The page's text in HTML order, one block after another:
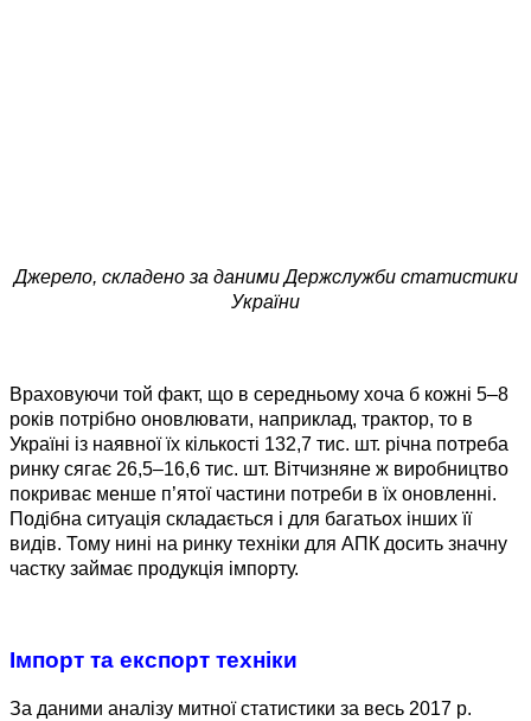
Джерело, складено за даними Держслужби статистики
України
Враховуючи той факт, що в середньому хоча б кожні 5–8
років потрібно оновлювати, наприклад, трактор, то в
Україні із наявної їх кількості 132,7 тис. шт. річна потреба
ринку сягає 26,5–16,6 тис. шт. Вітчизняне ж виробництво
покриває менше п’ятої частини потреби в їх оновленні.
Подібна ситуація складається і для багатьох інших її
видів. Тому нині на ринку техніки для АПК досить значну
частку займає продукція імпорту.
Імпорт та експорт техніки
За даними аналізу митної статистики за весь 2017 р.